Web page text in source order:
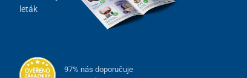
leták
97% nás doporučuje